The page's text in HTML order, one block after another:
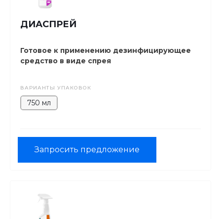
ДИАСПРЕЙ
Готовое к применению дезинфицирующее
средство в виде спрея
ВАРИАНТЫ УПАКОВОК
750 мл
Запросить предложение